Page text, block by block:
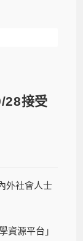
28接受
外社會人士
資源平台」